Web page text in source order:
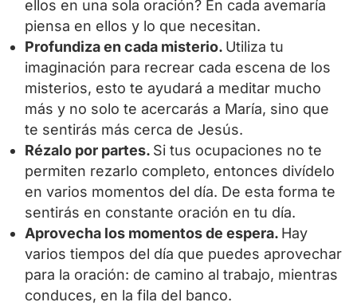
ellos en una sola oración? En cada avemaría
piensa en ellos y lo que necesitan.
Profundiza en cada misterio. Utiliza tu
imaginación para recrear cada escena de los
misterios, esto te ayudará a meditar mucho
más y no solo te acercarás a María, sino que
te sentirás más cerca de Jesús.
Rézalo por partes. Si tus ocupaciones no te
permiten rezarlo completo, entonces divídelo
en varios momentos del día. De esta forma te
sentirás en constante oración en tu día.
Aprovecha los momentos de espera. Hay
varios tiempos del día que puedes aprovechar
para la oración: de camino al trabajo, mientras
conduces, en la fila del banco.